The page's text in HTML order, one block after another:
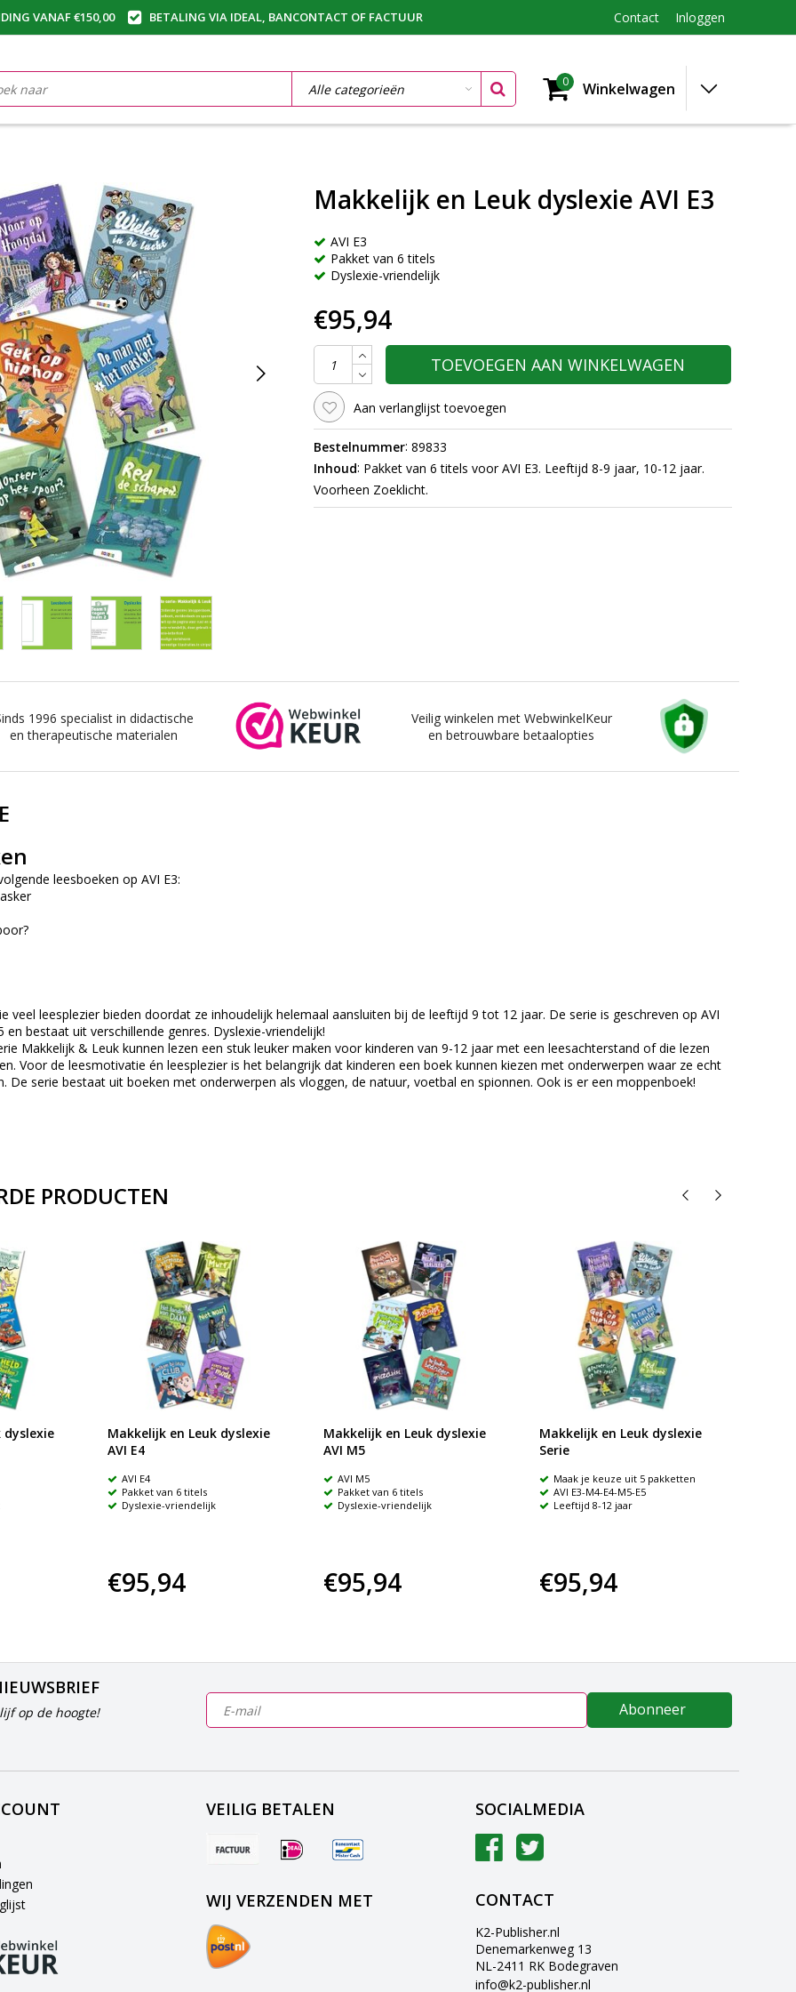
VANAF €150,00 BETALING VIA IDEAL, BANCONTACT OF FACTUUR Contact Inloggen
0 Winkelwagen
Makkelijk en Leuk dyslexie AVI E3
AVI E3
Pakket van 6 titels
Dyslexie-vriendelijk
€95,94
TOEVOEGEN AAN WINKELWAGEN
Aan verlanglijst toevoegen
Bestelnummer: 89833
Inhoud: Pakket van 6 titels voor AVI E3. Leeftijd 8-9 jaar, 10-12 jaar.
Voorheen Zoeklicht.
1996 specialist in didactische
en therapeutische materialen
Veilig winkelen met WebwinkelKeur
en betrouwbare betaalopties
leesboeken op AVI E3:
veel leesplezier bieden doordat ze inhoudelijk helemaal aansluiten bij de leeftijd 9 tot 12 jaar. De serie is geschreven op AVI
en bestaat uit verschillende genres. Dyslexie-vriendelijk!
Makkelijk & Leuk kunnen lezen een stuk leuker maken voor kinderen van 9-12 jaar met een leesachterstand of die lezen
Voor de leesmotivatie én leesplezier is het belangrijk dat kinderen een boek kunnen kiezen met onderwerpen waar ze echt
De serie bestaat uit boeken met onderwerpen als vloggen, de natuur, voetbal en spionnen. Ook is er een moppenboek!
PRODUCTEN
dyslexie
Makkelijk en Leuk dyslexie
AVI E4
AVI E4
Pakket van 6 titels
Dyslexie-vriendelijk
€95,94
Makkelijk en Leuk dyslexie
AVI M5
AVI M5
Pakket van 6 titels
Dyslexie-vriendelijk
€95,94
Makkelijk en Leuk dyslexie
Serie
Maak je keuze uit 5 pakketten
AVI E3-M4-E4-M5-E5
Leeftijd 8-12 jaar
€95,94
op de hoogte! Abonneer
VEILIG BETALEN
WIJ VERZENDEN MET
SOCIALMEDIA
CONTACT
K2-Publisher.nl
Denemarkenweg 13
NL-2411 RK Bodegraven
info@k2-publisher.nl